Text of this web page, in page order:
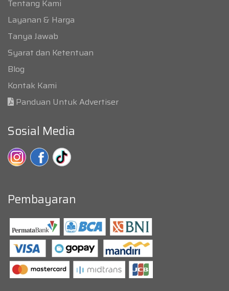
Tentang Kami
Layanan & Harga
Tanya Jawab
Syarat dan Ketentuan
Blog
Kontak Kami
Panduan Untuk Advertiser
Sosial Media
Pembayaran